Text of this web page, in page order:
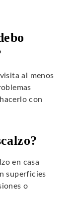
al menos
con
en casa
superficies
o